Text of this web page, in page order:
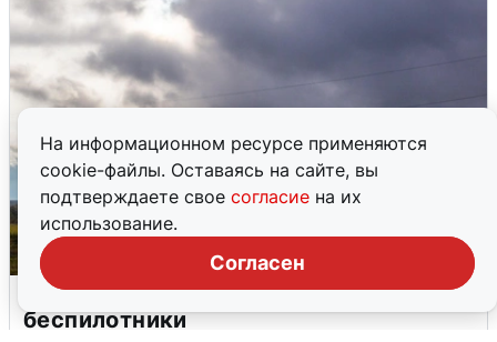
На информационном ресурсе применяются
cookie-файлы. Оставаясь на сайте, вы
подтверждаете свое согласие на их
использование.
Согласен
Над ХМАО впервые сбили
беспилотники